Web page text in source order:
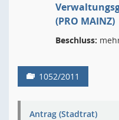
(PRO MAINZ)
Beschluss:
1052/2011
Antrag (Stadtrat)